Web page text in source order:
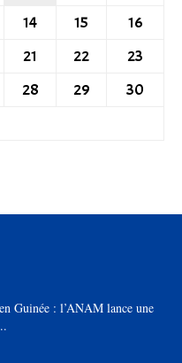
14 15
16
21 22
23
28 29
30
Guinée : l’ANAM lance une